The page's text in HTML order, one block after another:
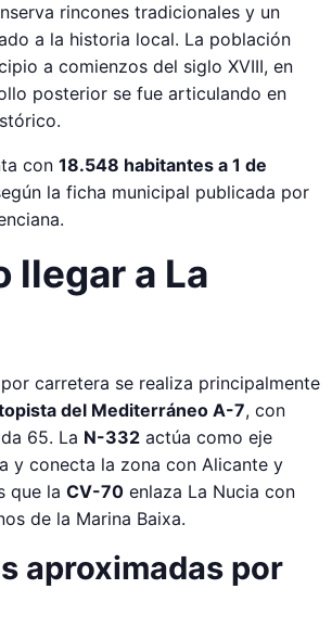
rincones tradicionales y un
a la historia local. La población
a comienzos del siglo XVIII, en
posterior se fue articulando en
con 18.548 habitantes a 1 de
la ficha municipal publicada por
llegar a La
carretera se realiza principalmente
del Mediterráneo A-7, con
65. La N-332 actúa como eje
y conecta la zona con Alicante y
que la CV-70 enlaza La Nucia con
de la Marina Baixa.
aproximadas por